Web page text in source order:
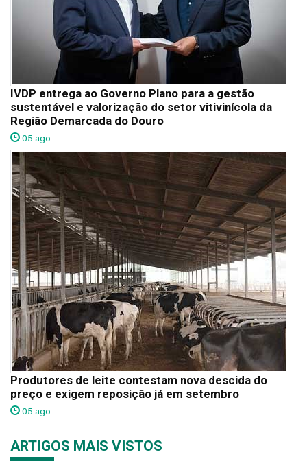
IVDP entrega ao Governo Plano para a gestão
sustentável e valorização do setor vitivinícola da
Região Demarcada do Douro
05 ago
Produtores de leite contestam nova descida do
preço e exigem reposição já em setembro
05 ago
ARTIGOS MAIS VISTOS